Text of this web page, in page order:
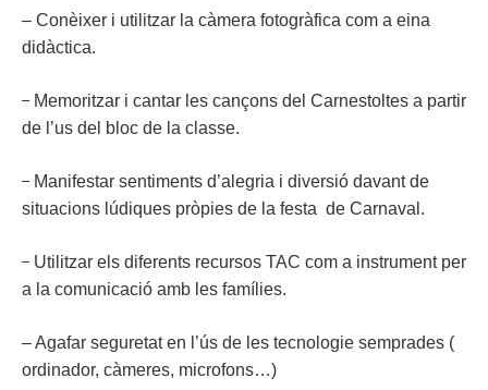
– Conèixer i utilitzar la càmera fotogràfica com a eina
didàctica.
− Memoritzar i cantar les cançons del Carnestoltes a partir
de l’us del bloc de la classe.
− Manifestar sentiments d’alegria i diversió davant de
situacions lúdiques pròpies de la festa de Carnaval.
− Utilitzar els diferents recursos TAC com a instrument per
a la comunicació amb les famílies.
–Agafar seguretat en l’ús de les tecnologie semprades (
ordinador, càmeres, microfons…)